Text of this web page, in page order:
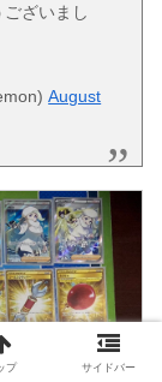
ざいまし
August
プ サイドバー